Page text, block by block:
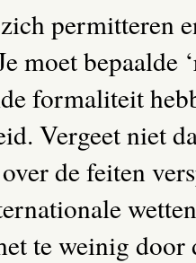
permitteren
moet bepaalde
formaliteit
Vergeet niet
de feiten
te weinig door